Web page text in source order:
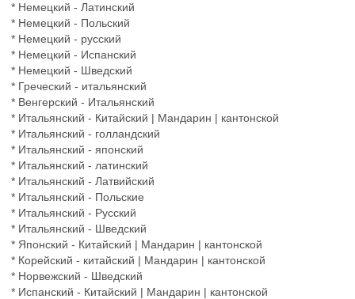
* Немецкий - Латинский
* Немецкий - Польский
* Немецкий - русский
* Немецкий - Испанский
* Немецкий - Шведский
* Греческий - итальянский
* Венгерский - Итальянский
* Итальянский - Китайский | Мандарин | кантонской
* Итальянский - голландский
* Итальянский - японский
* Итальянский - латинский
* Итальянский - Латвийский
* Итальянский - Польские
* Итальянский - Русский
* Итальянский - Шведский
* Японский - Китайский | Мандарин | кантонской
* Корейский - китайский | Мандарин | кантонской
* Норвежский - Шведский
* Испанский - Китайский | Мандарин | кантонской